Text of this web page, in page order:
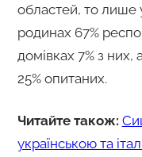
областей, то лише
родинах 67%
домівках 7% з
25% опитаних.
Читайте також:
українською та